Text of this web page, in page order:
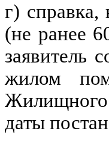
г) справка,
(не ранее
заявитель
жилом
Жилищного
даты